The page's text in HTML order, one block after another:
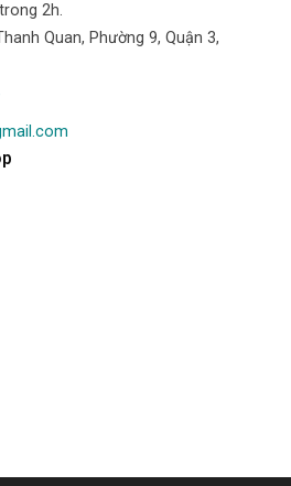
2h.
Quan, Phường 9, Quận 3,